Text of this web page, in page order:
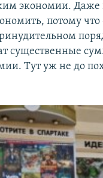
экономии. Даже
потому что
существенные
Тут уж не до